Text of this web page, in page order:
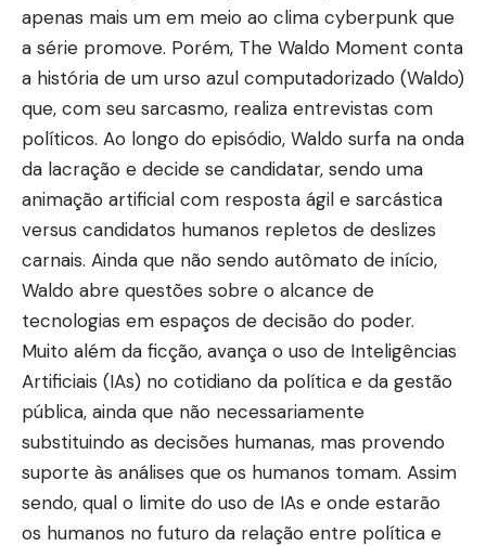
apenas mais um em meio ao clima cyberpunk que
a série promove. Porém, The Waldo Moment conta
a história de um urso azul computadorizado (Waldo)
que, com seu sarcasmo, realiza entrevistas com
políticos. Ao longo do episódio, Waldo surfa na onda
da lacração e decide se candidatar, sendo uma
animação artificial com resposta ágil e sarcástica
versus candidatos humanos repletos de deslizes
carnais. Ainda que não sendo autômato de início,
Waldo abre questões sobre o alcance de
tecnologias em espaços de decisão do poder.
Muito além da ficção, avança o uso de Inteligências
Artificiais (IAs) no cotidiano da política e da gestão
pública, ainda que não necessariamente
substituindo as decisões humanas, mas provendo
suporte às análises que os humanos tomam. Assim
sendo, qual o limite do uso de IAs e onde estarão
os humanos no futuro da relação entre política e